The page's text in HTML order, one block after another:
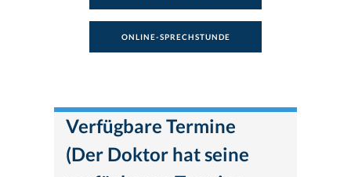
ONLINE-SPRECHSTUNDE
Verfügbare Termine
(Der Doktor hat seine